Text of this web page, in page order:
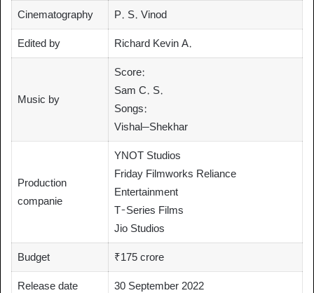
Cinematography P. S. Vinod
Edited by Richard Kevin A.
Music by
Score:
Sam C. S.
Songs:
Vishal–Shekhar
Production
companie
YNOT Studios
Friday Filmworks Reliance
Entertainment
T-Series Films
Jio Studios
Budget ₹175 crore
Release date 30 September 2022